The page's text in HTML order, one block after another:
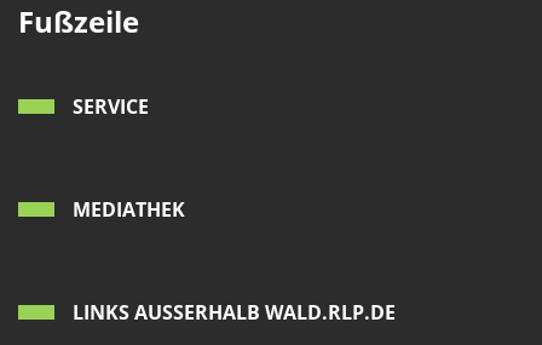
Fußzeile
SERVICE
MEDIATHEK
LINKS AUSSERHALB WALD.RLP.DE